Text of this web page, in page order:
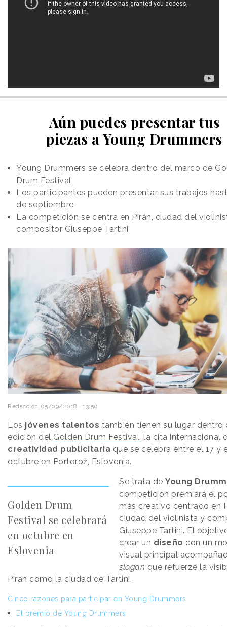
Aún puedes presentar tus
piezas a Young Drummers
Young Drummers se celebra dentro del marco de
Drum Festival
Los participantes pueden presentar sus trabajos
de septiembre
La competición se centra en Pirán, ciudad del
compositor Giuseppe Tartini
Redacción 05/09/2018 · 13:50
Los jóvenes talentos también tienen su lugar dentro
edición del Golden Drum Festival, la cita internacional
creatividad publicitaria que se celebra entre el 17 y
octubre en Portorož, Eslovenia.
Golden Drum
Festival se celebrará
en octubre en
Eslovenia
Se trata de Young
competición premiará el
más creativo centrado en
ciudad del violinista y
Giuseppe Tartini. El
crear un diseño con un
visual principal
slogan que refuerze la
Piran como la ciudad de Tartini.
Cinco razones para participar en Young Drummers
El premio de Young Drummers